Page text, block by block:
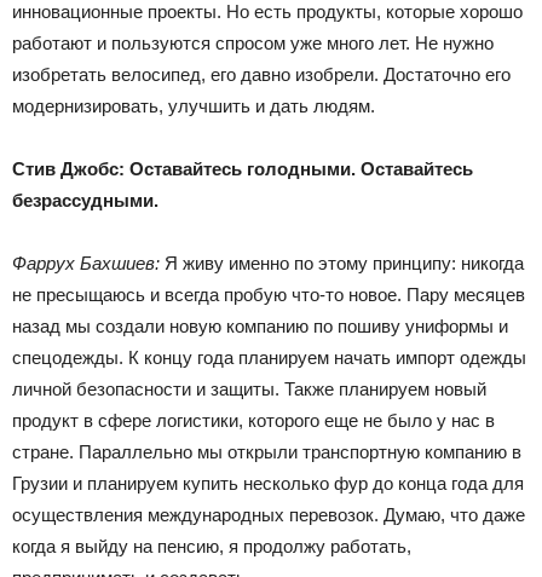
инновационные проекты. Но есть продукты, которые хорошо
работают и пользуются спросом уже много лет. Не нужно
изобретать велосипед, его давно изобрели. Достаточно его
модернизировать, улучшить и дать людям.
Стив Джобс: Оставайтесь голодными. Оставайтесь
безрассудными.
Фаррух Бахшиев: Я живу именно по этому принципу: никогда
не пресыщаюсь и всегда пробую что-то новое. Пару месяцев
назад мы создали новую компанию по пошиву униформы и
спецодежды. К концу года планируем начать импорт одежды
личной безопасности и защиты. Также планируем новый
продукт в сфере логистики, которого еще не было у нас в
стране. Параллельно мы открыли транспортную компанию в
Грузии и планируем купить несколько фур до конца года для
осуществления международных перевозок. Думаю, что даже
когда я выйду на пенсию, я продолжу работать,